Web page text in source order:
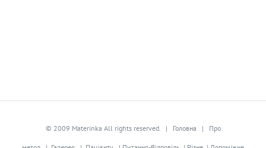
© 2009 Materinka All rights reserved. | Головна | Про